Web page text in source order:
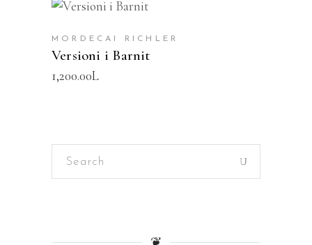
MORDECAI RICHLER
Versioni i Barnit
1,200.00L
Search